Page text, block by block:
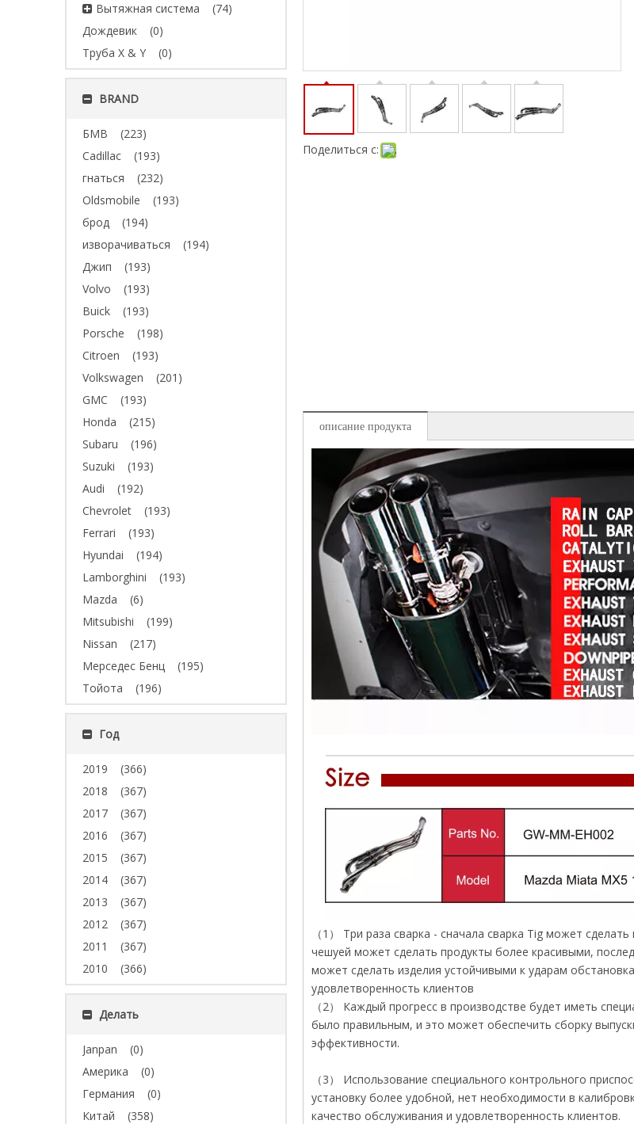
Вытяжная система
(74)
Дождевик
(0)
Труба X & Y
(0)
BRAND
БМВ
(223)
Cadillac
(193)
гнаться
(232)
Oldsmobile
(193)
брод
(194)
изворачиваться
(194)
Джип
(193)
Volvo
(193)
Buick
(193)
Porsche
(198)
Citroen
(193)
Volkswagen
(201)
GMC
(193)
Honda
(215)
Subaru
(196)
Suzuki
(193)
Audi
(192)
Chevrolet
(193)
Ferrari
(193)
Hyundai
(194)
Lamborghini
(193)
Mazda
(6)
Mitsubishi
(199)
Nissan
(217)
Мерседес Бенц
(195)
Тойота
(196)
Год
2019
(366)
2018
(367)
2017
(367)
2016
(367)
2015
(367)
2014
(367)
2013
(367)
2012
(367)
2011
(367)
2010
(366)
Делать
Janpan
(0)
Америка
(0)
Германия
(0)
Китай
(358)
Поделиться с:
описание продукта
（1） Три раза сварка - сначала сварка Tig может
чешуей может сделать продукты более красивыми,
может сделать изделия устойчивыми к ударам
удовлетворенность клиентов
（2） Каждый прогресс в производстве будет иметь
было правильным, и это может обеспечить сборку
эффективности.
（3） Использование специального контрольного
установку более удобной, нет необходимости в
качество обслуживания и удовлетворенность клиентов.